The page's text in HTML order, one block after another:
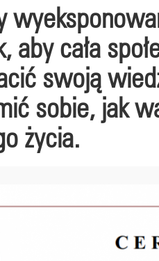
aby cała
swoją
sobie, jak
życia.